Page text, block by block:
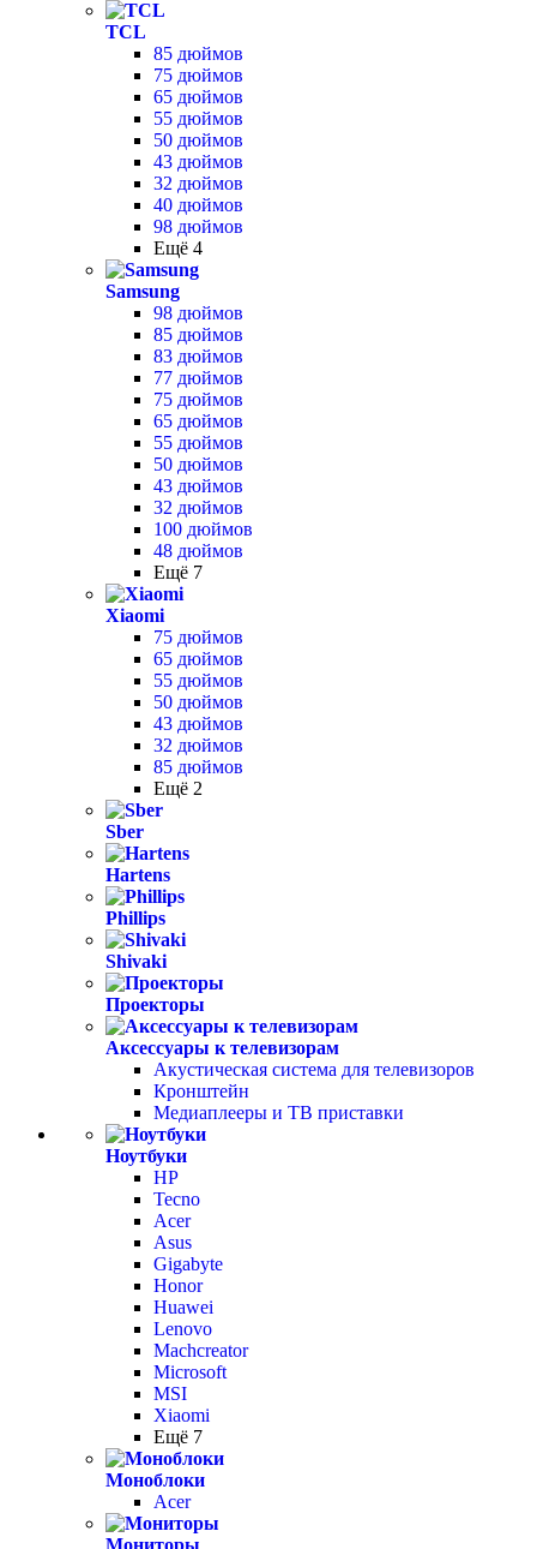
TCL
85 дюймов
75 дюймов
65 дюймов
55 дюймов
50 дюймов
43 дюймов
32 дюймов
40 дюймов
98 дюймов
Ещё 4
Samsung
98 дюймов
85 дюймов
83 дюймов
77 дюймов
75 дюймов
65 дюймов
55 дюймов
50 дюймов
43 дюймов
32 дюймов
100 дюймов
48 дюймов
Ещё 7
Xiaomi
75 дюймов
65 дюймов
55 дюймов
50 дюймов
43 дюймов
32 дюймов
85 дюймов
Ещё 2
Sber
Hartens
Phillips
Shivaki
Проекторы
Аксессуары к телевизорам
Акустическая система для телевизоров
Кронштейн
Медиаплееры и ТВ приставки
Ноутбуки
HP
Tecno
Acer
Asus
Gigabyte
Honor
Huawei
Lenovo
Machcreator
Microsoft
MSI
Xiaomi
Ещё 7
Моноблоки
Acer
Мониторы